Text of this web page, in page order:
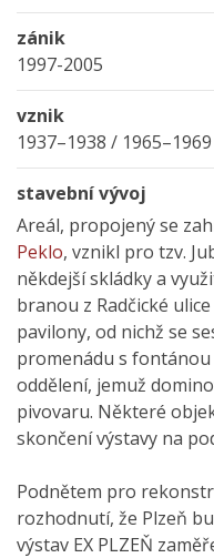
zánik
1997-2005
vznik
1937–1938 / 1965–1969
stavební vývoj
Areál, propojený se
Peklo, vznikl pro tzv.
někdejší skládky a
branou z Radčické
pavilony, od nichž se
promenádu s
oddělení, jemuž
pivovaru. Některé
skončení výstavy na
Podnětem pro
rozhodnutí, že Plzeň
výstav EX PLZEŇ